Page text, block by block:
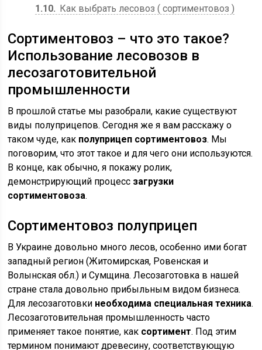
1.10
Как выбрать лесовоз ( сортиментовоз )
Сортиментовоз – что это такое?
Использование лесовозов в
лесозаготовительной
промышленности
В прошлой статье мы разобрали, какие существуют
виды полуприцепов. Сегодня же я вам расскажу о
таком чуде, как полуприцеп сортиментовоз. Мы
поговорим, что этот такое и для чего они используются.
В конце, как обычно, я покажу ролик,
демонстрирующий процесс загрузки
сортиментовоза.
Сортиментовоз полуприцеп
В Украине довольно много лесов, особенно ими богат
западный регион (Житомирская, Ровенская и
Волынская обл.) и Сумщина. Лесозаготовка в нашей
стране стала довольно прибыльным видом бизнеса.
Для лесозаготовки необходима специальная техника.
Лесозаготовительная промышленность часто
применяет такое понятие, как сортимент. Под этим
термином понимают древесину, соответствующую